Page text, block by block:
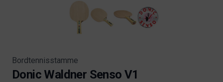
Bordtennisstamme
Donic Waldner Senso V1